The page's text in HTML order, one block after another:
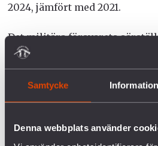
Samtycke Information
Denna webbplats använder
2024, jämfört med 2021.
Det militära försvarets
perspektivet inom svensk
ohållbar. Andra säkerhetshot
relation till hotet om ett
att ökad militarisering gör
storsatsa på det långsiktigt